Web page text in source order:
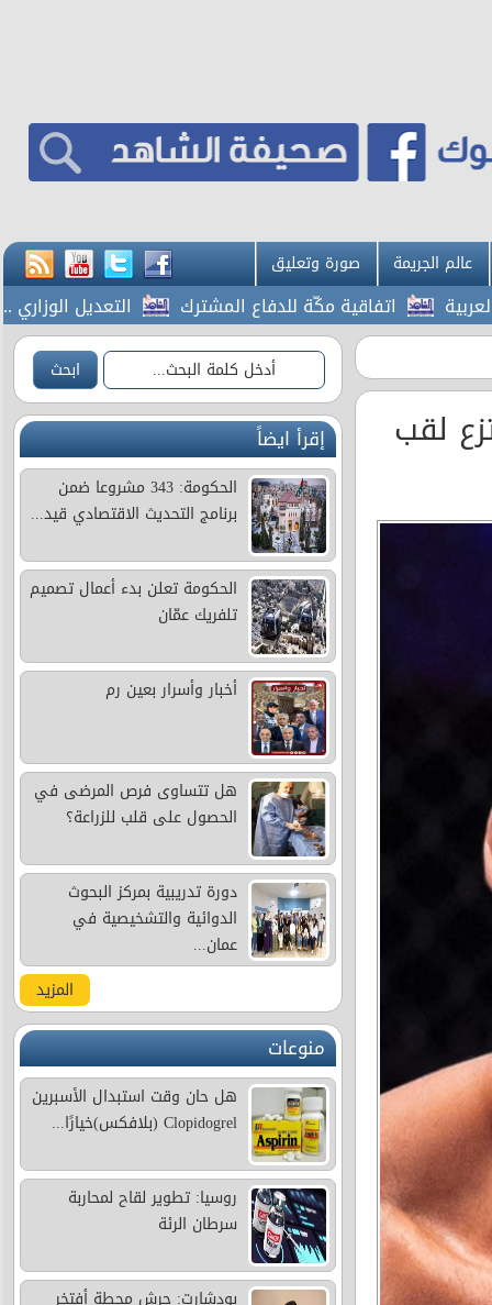
عالم الجريمة صورة وتعليق
اتفاقية مكّة للدفاع المشترك التعديل الوزاري ..
لقب إقرأ ايضاً
الحكومة: 343 مشروعا ضمن
برنامج التحديث الاقتصادي قيد...
الحكومة تعلن بدء أعمال تصميم
تلفريك عمّان
أخبار وأسرار بعين رم
هل تتساوى فرص المرضى في
الحصول على قلب للزراعة؟
دورة تدريبية بمركز البحوث
الدوائية والتشخيصية في
عمان...
المزيد
منوعات
هل حان وقت استبدال الأسبرين
Clopidogrel (بلافكس)خيارًا...
روسيا: تطوير لقاح لمحاربة
سرطان الرئة
بودشارت: جرش محطة أفتخر